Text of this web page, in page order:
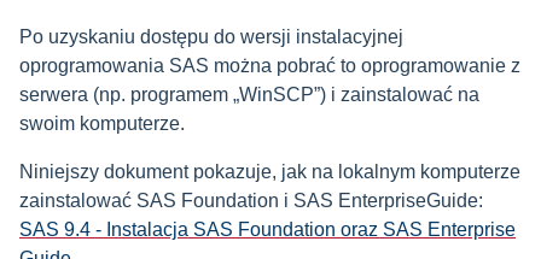
Po uzyskaniu dostępu do wersji instalacyjnej
oprogramowania SAS można pobrać to oprogramowanie z
serwera (np. programem „WinSCP”) i zainstalować na
swoim komputerze.
Niniejszy dokument pokazuje, jak na lokalnym komputerze
zainstalować SAS Foundation i SAS EnterpriseGuide:
SAS 9.4 - Instalacja SAS Foundation oraz SAS Enterprise